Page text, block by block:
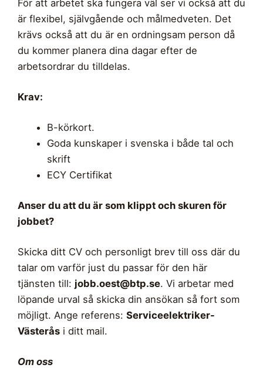
För att arbetet ska fungera väl ser vi också att du
är flexibel, självgående och målmedveten. Det
krävs också att du är en ordningsam person då
du kommer planera dina dagar efter de
arbetsordrar du tilldelas.
Krav:
B-körkort.
Goda kunskaper i svenska i både tal och
skrift
ECY Certifikat
Anser du att du är som klippt och skuren för
jobbet?
Skicka ditt CV och personligt brev till oss där du
talar om varför just du passar för den här
tjänsten till: jobb.oest@btp.se. Vi arbetar med
löpande urval så skicka din ansökan så fort som
möjligt. Ange referens: Serviceelektriker-
Västerås i ditt mail.
Om oss